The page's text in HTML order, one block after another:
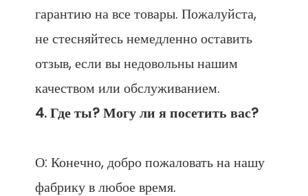
гарантию на все товары. Пожалуйста,
не стесняйтесь немедленно оставить
отзыв, если вы недовольны нашим
О: Конечно, добро пожаловать на нашу